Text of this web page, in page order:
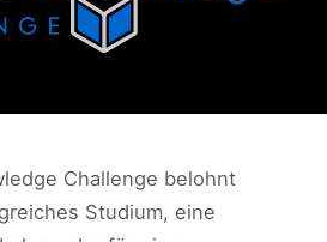
Challenge belohnt
Studium, eine